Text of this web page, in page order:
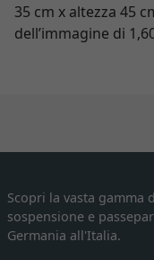
35 cm x altezza 45
dell’immagine di
Scopri la vasta
sospensione e
Germania all'Italia.